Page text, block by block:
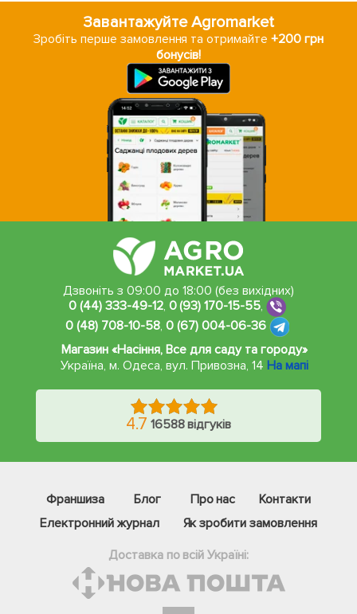
Завантажуйте Agromarket
Зробіть перше замовлення та отримайте+200 грн
бонусів!
Дзвоніть з 09:00 до 18:00 (без вихідних)
0 (44) 333-49-12, 0 (93) 170-15-55,
0 (48) 708-10-58, 0 (67) 004-06-36
Магазин «Насіння, Все для саду та городу»
Україна, м. Одеса,вул. Привозна, 14 На мапі
4.7 16588 відгуків
Франшиза Блог Про нас
Контакти
Електронний журнал
Як зробити замовлення
Доставка по всій Україні: